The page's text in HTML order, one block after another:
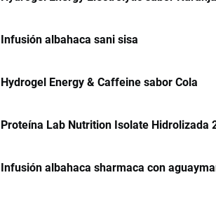
Infusión albahaca sani sisa
Hydrogel Energy & Caffeine sabor Cola
Proteína Lab Nutrition Isolate Hidrolizada
Infusión albahaca sharmaca con